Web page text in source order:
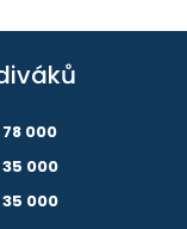
78 000
35 000
35 000